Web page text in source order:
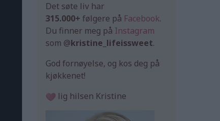
Det søte liv har
315.000+ følgere på Facebook.
Du finner meg på Instagram
som @kristine_lifeissweet.
God fornøyelse, og kos deg på
kjøkkenet!
lig hilsen Kristine